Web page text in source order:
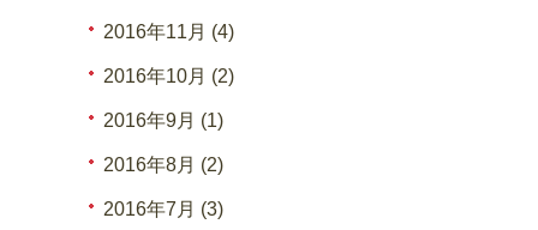
2016年11月 (4)
2016年10月 (2)
2016年9月 (1)
2016年8月 (2)
2016年7月 (3)